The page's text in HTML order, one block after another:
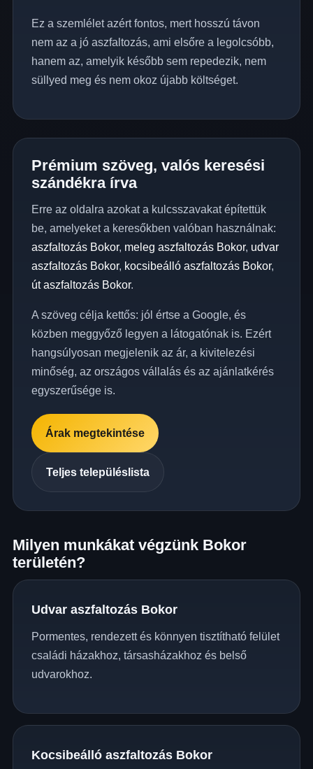
Ez a szemlélet azért fontos, mert hosszú távon
nem az a jó aszfaltozás, ami elsőre a legolcsóbb,
hanem az, amelyik később sem repedezik, nem
süllyed meg és nem okoz újabb költséget.
Prémium szöveg, valós keresési
szándékra írva
Erre az oldalra azokat a kulcsszavakat építettük
be, amelyeket a keresőkben valóban használnak:
aszfaltozás Bokor, meleg aszfaltozás Bokor, udvar
aszfaltozás Bokor, kocsibeálló aszfaltozás Bokor,
út aszfaltozás Bokor.
A szöveg célja kettős: jól értse a Google, és
közben meggyőző legyen a látogatónak is. Ezért
hangsúlyosan megjelenik az ár, a kivitelezési
minőség, az országos vállalás és az ajánlatkérés
egyszerűsége is.
Árak megtekintése
Teljes településlista
Milyen munkákat végzünk Bokor
területén?
Udvar aszfaltozás Bokor
Pormentes, rendezett és könnyen tisztítható felület
családi házakhoz, társasházakhoz és belső
udvarokhoz.
Kocsibeálló aszfaltozás Bokor